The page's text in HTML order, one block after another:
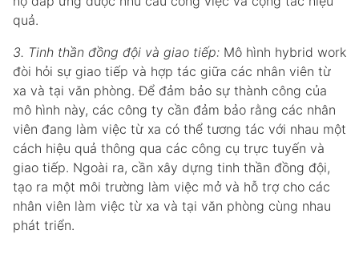
quả.
3. Tinh thần đồng đội và giao tiếp: Mô hình hybrid work
đòi hỏi sự giao tiếp và hợp tác giữa các nhân viên từ
xa và tại văn phòng. Để đảm bảo sự thành công của
mô hình này, các công ty cần đảm bảo rằng các nhân
viên đang làm việc từ xa có thể tương tác với nhau một
cách hiệu quả thông qua các công cụ trực tuyến và
giao tiếp. Ngoài ra, cần xây dựng tinh thần đồng đội,
tạo ra một môi trường làm việc mở và hỗ trợ cho các
nhân viên làm việc từ xa và tại văn phòng cùng nhau
phát triển.